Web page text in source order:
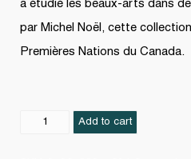
a étudié les beaux-arts dans
par Michel Noël, cette
Premières Nations du Canada.
Add to cart